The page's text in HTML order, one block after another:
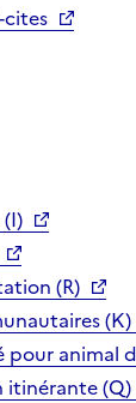
(R)
(K)
animal
itinérante (Q)